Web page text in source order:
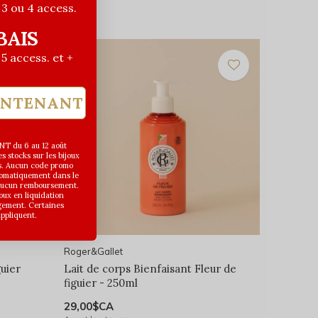
Roger&Gallet
Lait de corps Bienfaisant Fleur de
figuier - 250ml
29,00$CA
ou 4 access.
access. et +
du 6 au 12 août
stocks sur les bijoux
Aucun code promo
dans le
remboursement.
en liquidation
Certaines